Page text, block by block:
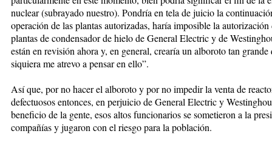
nuclear (subrayado nuestro). Pondría en tela de juicio la
operación de las plantas autorizadas, haría imposible la autorización
plantas de condensador de hielo de General Electric y de
están en revisión ahora y, en general, crearía un alboroto tan grande
siquiera me atrevo a pensar en ello”.
Así que, por no hacer el alboroto y por no impedir la venta de
defectuosos entonces, en perjuicio de General Electric y
beneficio de la gente, esos altos funcionarios se sometieron a la
compañías y jugaron con el riesgo para la población.